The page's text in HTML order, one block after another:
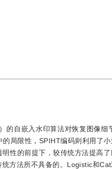
的自嵌入水印算法对恢复图像
局限性，SPIHT编码则利用了
性的前提下，较传统方法提高
方法所不具备的。Logistic和